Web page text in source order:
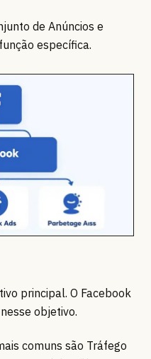
de Anúncios e
específica.
principal. O Facebook
objetivo.
comuns são Tráfego